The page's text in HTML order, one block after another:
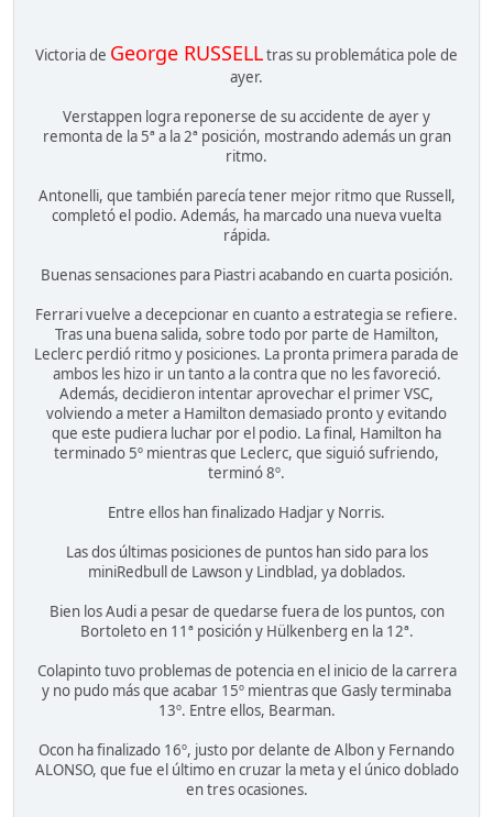
Victoria de George RUSSELLtras su problemática pole de
ayer.
Verstappen logra reponerse de su accidente de ayer y
remonta de la 5ª a la 2ª posición, mostrando además un gran
ritmo.
Antonelli, que también parecía tener mejor ritmo que Russell,
completó el podio. Además, ha marcado una nueva vuelta
rápida.
Buenas sensaciones para Piastri acabando en cuarta posición.
Ferrari vuelve a decepcionar en cuanto a estrategia se refiere.
Tras una buena salida, sobre todo por parte de Hamilton,
Leclerc perdió ritmo y posiciones. La pronta primera parada de
ambos les hizo ir un tanto a la contra que no les favoreció.
Además, decidieron intentar aprovechar el primer VSC,
volviendo a meter a Hamilton demasiado pronto y evitando
que este pudiera luchar por el podio. La final, Hamilton ha
terminado 5º mientras que Leclerc, que siguió sufriendo,
terminó 8º.
Entre ellos han finalizado Hadjar y Norris.
Las dos últimas posiciones de puntos han sido para los
miniRedbull de Lawson y Lindblad, ya doblados.
Bien los Audi a pesar de quedarse fuera de los puntos, con
Bortoleto en 11ª posición y Hülkenberg en la 12ª.
Colapinto tuvo problemas de potencia en el inicio de la carrera
y no pudo más que acabar 15º mientras que Gasly terminaba
13º. Entre ellos, Bearman.
Ocon ha finalizado 16º, justo por delante de Albon y Fernando
ALONSO, que fue el último en cruzar la meta y el único doblado
en tres ocasiones.